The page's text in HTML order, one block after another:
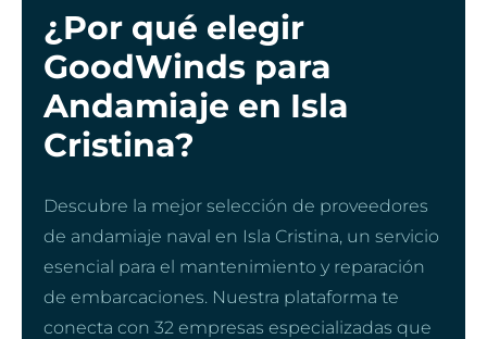
¿Por qué elegir
GoodWinds para
Andamiaje en Isla
Cristina?
Descubre la mejor selección de proveedores
de andamiaje naval en Isla Cristina, un servicio
esencial para el mantenimiento y reparación
de embarcaciones. Nuestra plataforma te
conecta con 32 empresas especializadas que